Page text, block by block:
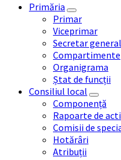
Primăria
Primar
Viceprimar
Secretar general
Compartimente
Organigrama
Ștat de funcții
Consiliul local
Componență
Rapoarte de
Comisii de
Hotărâri
Atribuții